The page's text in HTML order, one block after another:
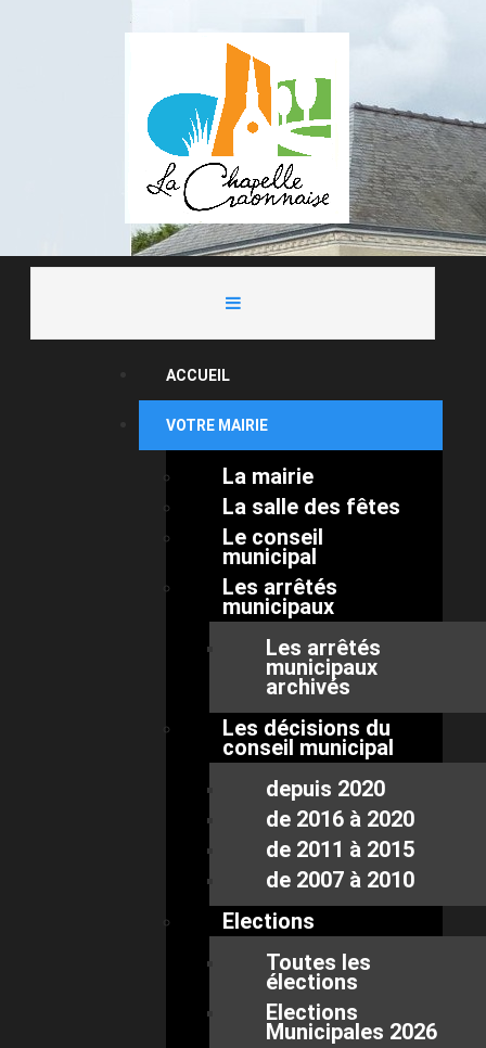
ACCUEIL
VOTRE MAIRIE
La mairie
La salle des fêtes
Le conseil
municipal
Les arrêtés
municipaux
Les arrêtés
municipaux
archivés
Les décisions du
conseil municipal
depuis 2020
de 2016 à 2020
de 2011 à 2015
de 2007 à 2010
Elections
Toutes les
élections
Elections
Municipales 2026